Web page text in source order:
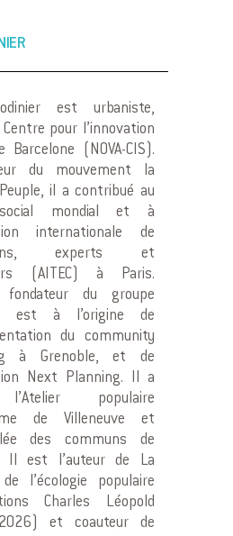
est urbaniste,
pour l’innovation
Barcelone (NOVA-CIS).
du mouvement la
il a contribué au
mondial et à
internationale de
experts et
(AITEC) à Paris.
fondateur du groupe
il est à l’origine de
du community
à Grenoble, et de
Next Planning. Il a
populaire
de Villeneuve et
des communs de
Il est l’auteur de La
de l’écologie populaire
Charles Léopold
et coauteur de